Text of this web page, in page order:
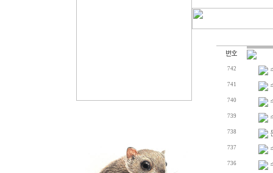
742
741
740
739
738
737
736